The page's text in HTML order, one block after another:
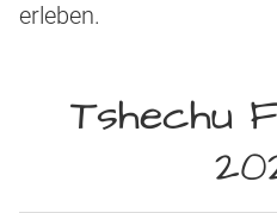
erleben.
Tshechu